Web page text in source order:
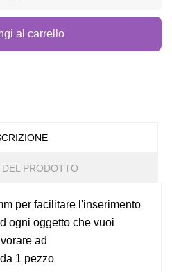
al carrello
PRODOTTO
per facilitare l'inserimento
ogni oggetto che vuoi
ad
1 pezzo